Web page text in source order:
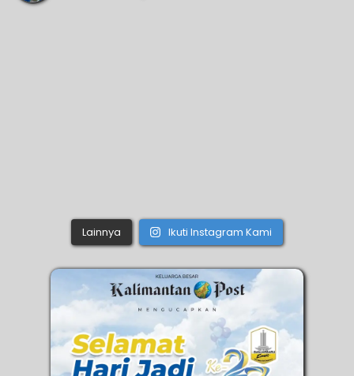
Lainnya Ikuti Instagram Kami